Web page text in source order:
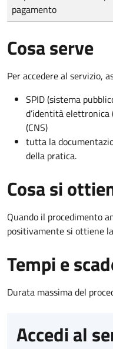
pagamento
Cosa serve
Per accedere al servizio,
SPID (sistema
d’identità elettronica
(CNS)
tutta la
della pratica.
Cosa si
Quando il procedimento
positivamente si ottiene
Tempi e
Durata massima del
Accedi al